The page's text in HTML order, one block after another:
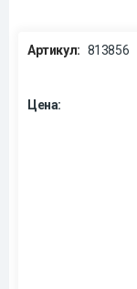
Артикул: 813856
Цена: